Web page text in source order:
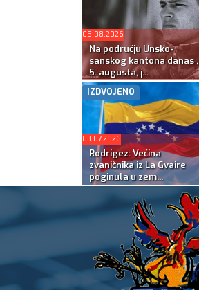
05.08.2026
Na području Unsko-
sanskog kantona danas ,
5. augusta, j...
IZDVOJENO
03.07.2026
Rodrigez: Većina
zvaničnika iz La Gvaire
poginula u zem...